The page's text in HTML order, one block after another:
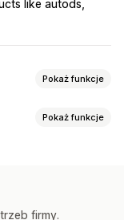
like autods
Pokaż funkcje
Pokaż funkcje
firmy.